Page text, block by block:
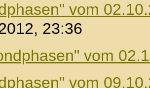
vom
23:36
vom
vom